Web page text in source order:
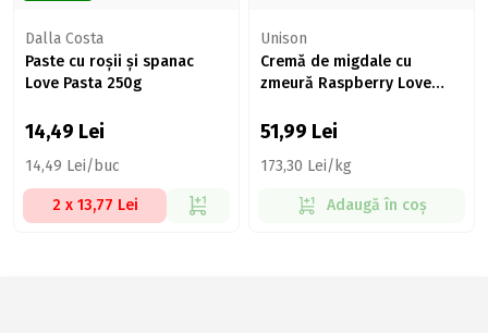
Dalla Costa
Paste cu roșii și spanac
Love Pasta 250g
14,49 Lei
14,49 Lei/buc
2 x 13,77 Lei
Unison
Cremă de migdale cu
zmeură Raspberry Love
51,99 Lei
173,30 Lei/kg
Adaugă în coș